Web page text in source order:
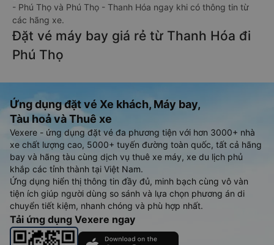
- Phú Thọ và Phú Thọ - Thanh Hóa ngay khi có thông tin từ
các hãng xe.
Đặt vé máy bay giá rẻ từ Thanh Hóa đi
Phú Thọ
Ứng dụng đặt vé Xe khách, Máy bay,
Tàu hoả và Thuê xe
Vexere - ứng dụng đặt vé đa phương tiện với hơn 3000+ nhà
xe chất lượng cao, 5000+ tuyến đường toàn quốc, tất cả hãng
bay và hãng tàu cùng dịch vụ thuê xe máy, xe du lịch phủ
khắp các tỉnh thành tại Việt Nam.
Ứng dụng hiển thị thông tin đầy đủ, minh bạch cùng vô vàn
tiện ích giúp người dùng so sánh và lựa chọn phương án di
chuyển tiết kiệm, nhanh chóng và phù hợp nhất.
Tải ứng dụng Vexere ngay